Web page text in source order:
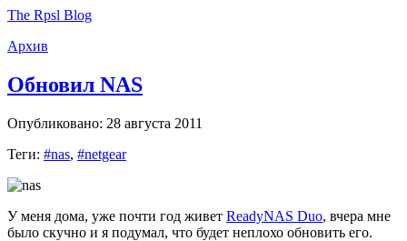
The Rpsl Blog
Архив
Обновил NAS
Опубликовано: 28 августа 2011
Теги: #nas, #netgear
У меня дома, уже почти год живет ReadyNAS Duo, вчера мне
было скучно и я подумал, что будет неплохо обновить его.